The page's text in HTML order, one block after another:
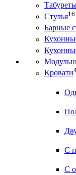
Стулья
Барные
Кровати
С
С